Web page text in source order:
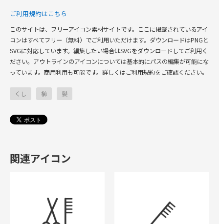
ご利用規約はこちら
このサイトは、フリーアイコン素材サイトです。ここに掲載されているアイ
コンはすべてフリー（無料）でご利用いただけます。ダウンロードはPNGと
SVGに対応しています。編集したい場合はSVGをダウンロードしてご利用く
ださい。アウトラインのアイコンについては基本的にパスの編集が可能にな
っています。商用利用も可能です。詳しくはご利用規約をご確認ください。
くし 櫛 髪
関連アイコン